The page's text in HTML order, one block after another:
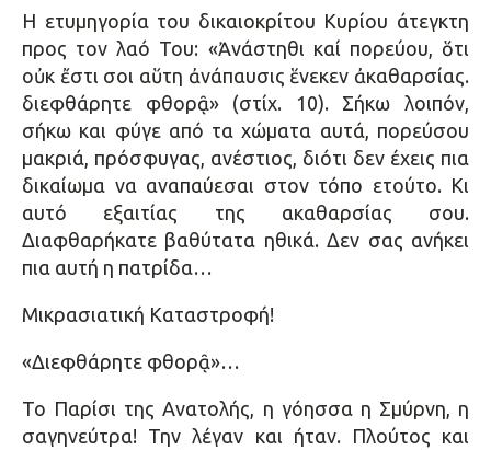
Η ετυμηγορία του δικαιοκρίτου Κυρίου άτεγκτη
προς τον λαό Του: «Ἀνάστηθι καί πορεύου, ὅτι
οὐκ ἔστι σοι αὕτη ἀνάπαυσις ἕνεκεν ἀκαθαρσίας.
διεφθάρητε φθορᾷ» (στίχ. 10). Σήκω λοιπόν,
σήκω και φύγε από τα χώματα αυτά, πορεύσου
μακριά, πρόσφυγας, ανέστιος, διότι δεν έχεις πια
δικαίωμα να αναπαύεσαι στον τόπο ετούτο. Κι
αυτό εξαιτίας της ακαθαρσίας σου.
Διαφθαρήκατε βαθύτατα ηθικά. Δεν σας ανήκει
πια αυτή η πατρίδα…
Μικρασιατική Καταστροφή!
«Διεφθάρητε φθορᾷ»…
Το Παρίσι της Ανατολής, η γόησσα η Σμύρνη, η
σαγηνεύτρα! Την λέγαν και ήταν. Πλούτος και